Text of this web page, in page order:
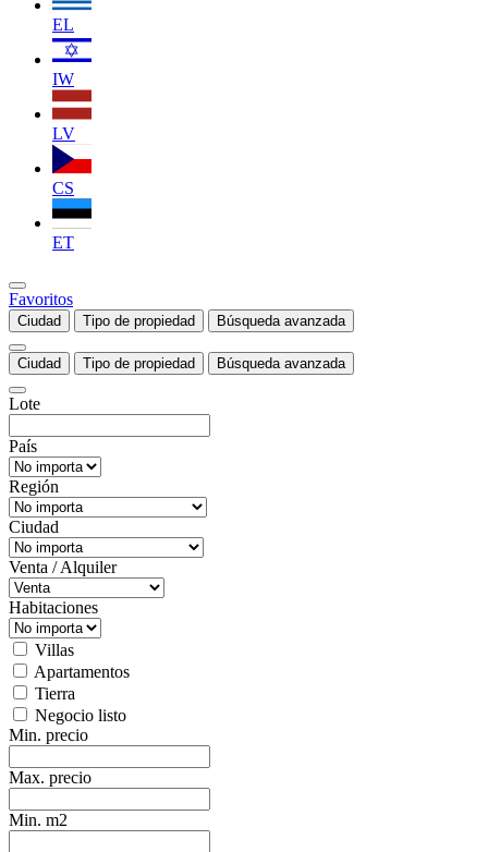
EL
IW
LV
CS
ET
Favoritos
Ciudad Tipo de propiedad Búsqueda avanzada
Ciudad Tipo de propiedad Búsqueda avanzada
Lote
País
Región
Ciudad
Venta / Alquiler
Habitaciones
Villas
Apartamentos
Tierra
Negocio listo
Min. precio
Max. precio
Min. m2